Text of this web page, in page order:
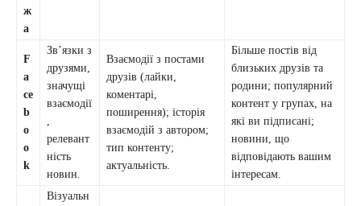
ж
а
F
a
ce
b
o
o
k
Зв’язки з
друзями,
значущі
взаємодії
релевант
ність
новин.
Взаємодії з постами
друзів (лайки,
коментарі,
поширення); історія
взаємодій з автором;
тип контенту;
актуальність.
Більше постів від
близьких друзів та
родини; популярний
контент у групах, на
які ви підписані;
новини, що
відповідають вашим
інтересам.
Візуальн